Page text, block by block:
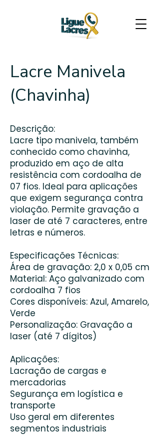
Lacre Manivela
(Chavinha)
Descrição:
Lacre tipo manivela, também
conhecido como chavinha,
produzido em aço de alta
resistência com cordoalha de
07 fios. Ideal para aplicações
que exigem segurança contra
violação. Permite gravação a
laser de até 7 caracteres, entre
letras e números.
Especificações Técnicas:
Área de gravação: 2,0 x 0,05 cm
Material: Aço galvanizado com
cordoalha 7 fios
Cores disponíveis: Azul, Amarelo,
Verde
Personalização: Gravação a
laser (até 7 dígitos)
Aplicações:
Lacração de cargas e
mercadorias
Segurança em logística e
transporte
Uso geral em diferentes
segmentos industriais